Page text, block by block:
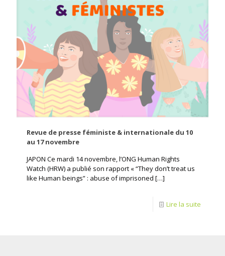
Revue de presse féministe & internationale du 10
au 17 novembre
JAPON Ce mardi 14 novembre, l’ONG Human Rights
Watch (HRW) a publié son rapport « “They don’t treat us
like Human beings” : abuse of imprisoned […]
Lire la suite